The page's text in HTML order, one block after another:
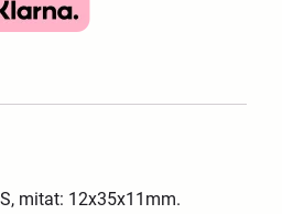
mitat: 12x35x11mm.